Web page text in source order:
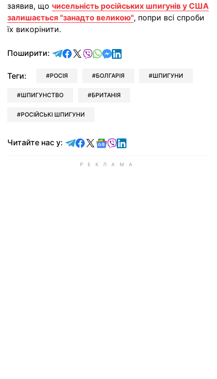
заявив, що чисельність російських шпигунів у США
залишається "занадто великою", попри всі спроби
їх викорінити.
Поширити: відправити у Telegram
поділитись у Facebook
поділитись у X
відправити у Viber
відправити у Whatsapp
відправити у Messenger
відправити у LinkedIn
Теги: РОСІЯ БОЛГАРІЯ ШПИГУНИ
ШПИГУНСТВО БРИТАНІЯ
РОСІЙСЬКІ ШПИГУНИ
Читайте нас у: Читайте у Telegram
Читайте у Facebook
Читайте у X
Читайте у Google news
Читайте у Viber
Читайте у LinkedIn